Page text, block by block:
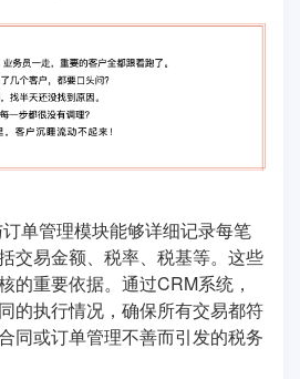
单管理模块能够详细记录每笔
交易金额、税率、税基等。这些
的重要依据。通过CRM系统，
的执行情况，确保所有交易都符
同或订单管理不善而引发的税务